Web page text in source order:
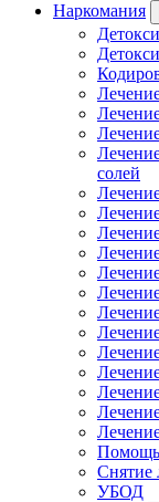
Наркомания
солей
Помощь
Снятие
УБОД